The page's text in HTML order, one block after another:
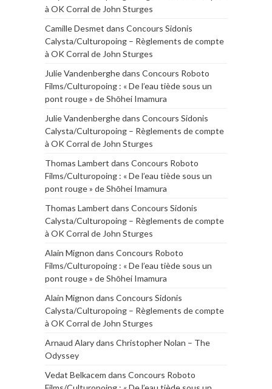
à OK Corral de John Sturges
Camille Desmet dans Concours Sidonis
Calysta/Culturopoing – Règlements de compte
à OK Corral de John Sturges
Julie Vandenberghedans Concours Roboto
Films/Culturopoing : « De l’eau tiède sous un
pont rouge » de Shōhei Imamura
Julie Vandenberghedans Concours Sidonis
Calysta/Culturopoing – Règlements de compte
à OK Corral de John Sturges
Thomas Lambert dans Concours Roboto
Films/Culturopoing : « De l’eau tiède sous un
pont rouge » de Shōhei Imamura
Thomas Lambert dans Concours Sidonis
Calysta/Culturopoing – Règlements de compte
à OK Corral de John Sturges
Alain Mignon dans Concours Roboto
Films/Culturopoing : « De l’eau tiède sous un
pont rouge » de Shōhei Imamura
Alain Mignon dans Concours Sidonis
Calysta/Culturopoing – Règlements de compte
à OK Corral de John Sturges
Arnaud Alarydans Christopher Nolan – The
Odyssey
Vedat Belkacem dans Concours Roboto